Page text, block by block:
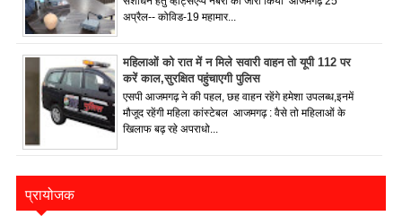
अप्रैल-- कोविड-19 महामार...
महिलाओं को रात में न मिले सवारी वाहन तो यूपी 112 पर
करें काल,सुरक्षित पहुंचाएगी पुलिस
एसपी आजमगढ़ ने की पहल, छह वाहन रहेंगे हमेशा उपलब्ध,इनमें
मौजूद रहेंगी महिला कांस्टेबल आजमगढ़ : वैसे तो महिलाओं के
खिलाफ बढ़ रहे अपराधो...
प्रायोजक